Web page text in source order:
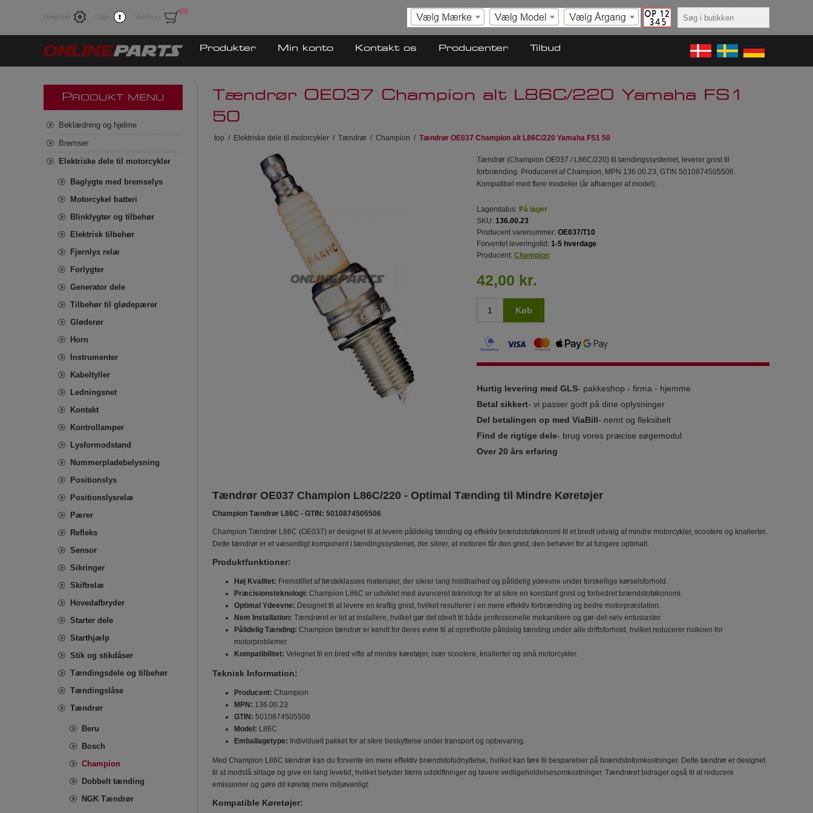
Registrér Login Varekurv
(0)
Produkter Min konto Kontakt os Producenter Tilbud
Tændrør OE037 Champion alt L86C/220 Yamaha FS1
50
top / Elektriske dele til motorcykler / Tændrør / Champion / Tændrør OE037 Champion alt L86C/220 Yamaha FS1 50
Tændrør (Champion OE037 / L86C/220) til tændingssystemet, leverer gnist til
forbrænding. Produceret af Champion, MPN 136.00.23, GTIN 5010874505506.
Kompatibel med flere modeller (år afhænger af model).
Lagerstatus: På lager
SKU: 136.00.23
Producent varenummer: OE037/T10
Forventet leveringstid: 1-5 hverdage
Producent: Champion
42,00 kr.
Køb
Hurtig levering med GLS- pakkeshop - firma - hjemme
Betal sikkert- vi passer godt på dine oplysninger
Del betalingen op med ViaBill- nemt og fleksibelt
Find de rigtige dele- brug vores præcise søgemodul
Over 20 års erfaring
Tændrør OE037 Champion L86C/220 - Optimal Tænding til Mindre Køretøjer
Champion Tændrør L86C - GTIN: 5010874505506
Champion Tændrør L86C (OE037) er designet til at levere pålidelig tænding og effektiv brændstoføkonomi til et bredt udvalg af mindre motorcykler, scootere og knallerter.
Dette tændrør er et væsentligt komponent i tændingssystemet, der sikrer, at motoren får den gnist, den behøver for at fungere optimalt.
Produktfunktioner:
Høj Kvalitet: Fremstillet af førsteklasses materialer, der sikrer lang holdbarhed og pålidelig ydeevne under forskellige kørselsforhold.
Præcisionsteknologi: Champion L86C er udviklet med avanceret teknologi for at sikre en konstant gnist og forbedret brændstoføkonomi.
Optimal Ydeevne: Designet til at levere en kraftig gnist, hvilket resulterer i en mere effektiv forbrænding og bedre motorpræstation.
Nem Installation: Tændrøret er let at installere, hvilket gør det ideelt til både professionelle mekanikere og gør-det-selv entusiaster.
Pålidelig Tænding: Champion tændrør er kendt for deres evne til at opretholde pålidelig tænding under alle driftsforhold, hvilket reducerer risikoen for
motorproblemer.
Kompatibilitet: Velegnet til en bred vifte af mindre køretøjer, især scootere, knallerter og små motorcykler.
Teknisk Information:
Producent: Champion
MPN: 136.00.23
GTIN: 5010874505506
Model: L86C
Emballagetype: Individuelt pakket for at sikre beskyttelse under transport og opbevaring.
Med Champion L86C tændrør kan du forvente en mere effektiv brændstofudnyttelse, hvilket kan føre til besparelser på brændstofomkostninger. Dette tændrør er designet
til at modstå slitage og give en lang levetid, hvilket betyder færre udskiftninger og lavere vedligeholdelsesomkostninger. Tændrøret bidrager også til at reducere
emissioner og gøre dit køretøj mere miljøvenligt.
Kompatible Køretøjer:
P RODUKT MENU
Beklædning og hjelme
Bremser
Elektriske dele til motorcykler
Baglygte med bremselys
Motorcykel batteri
Blinklygter og tilbehør
Elektrisk tilbehør
Fjernlys relæ
Forlygter
Generator dele
Tilbehør til glødepærer
Gløderør
Horn
Instrumenter
Kabeltyller
Ledningsnet
Kontakt
Kontrollamper
Lysformodstand
Nummerpladebelysning
Positionslys
Positionslysrelæ
Pærer
Refleks
Sensor
Sikringer
Skiftrelæ
Hovedafbryder
Starter dele
Starthjælp
Stik og stikdåser
Tændingsdele og tilbehør
Tændingslåse
Tændrør
Beru
Bosch
Champion
Dobbelt tænding
NGK Tændrør